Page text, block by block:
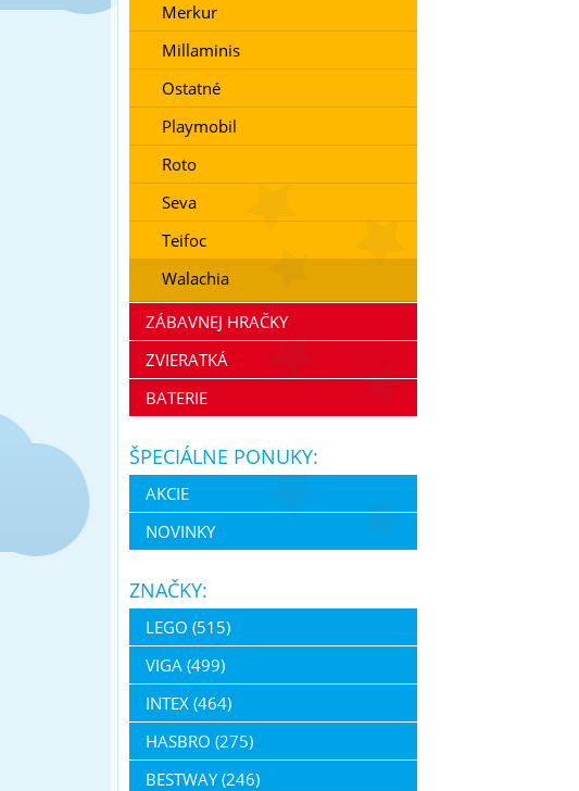
Merkur
Millaminis
Ostatné
Playmobil
Roto
Seva
Teifoc
Walachia
ZÁBAVNEJ HRAČKY
ZVIERATKÁ
BATERIE
ŠPECIÁLNE PONUKY:
AKCIE
NOVINKY
ZNAČKY:
LEGO (515)
VIGA (499)
INTEX (464)
HASBRO (275)
BESTWAY (246)